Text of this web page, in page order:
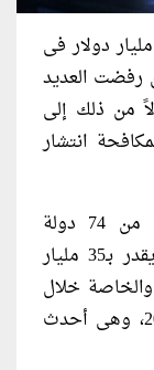
تواجه أفقر دول العالم زيادة قدرها 10.9 مليار دولار فى
عام 2022، بعد أن رفضت العديد
من ذلك إلى
انتشار
ويشير البنك الدولى إلى أن مجموعة من 74 دولة
منخفضة الدخل يتعين عليها سداد ما يقدر بـ35 مليار
والخاصة خلال
العام الحالى، بزيادة %45 على عام 2020، وهى أحدث